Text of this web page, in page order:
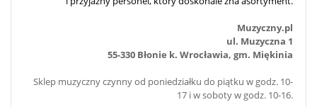
Muzyczny.pl
ul. Muzyczna 1
55-330 Błonie k. Wrocławia, gm. Miękinia
Sklep muzyczny czynny od poniedziałku do piątku w godz. 10-
17 i w soboty w godz. 10-16.